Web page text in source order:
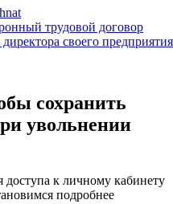
трудовой договор
своего предприятия
сохранить
увольнении
доступа к личному кабинету
подробнее